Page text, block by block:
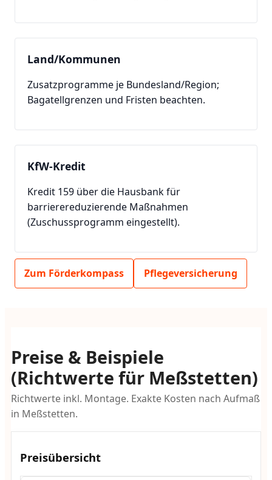
Land/Kommunen
Zusatzprogramme je Bundesland/Region;
Bagatellgrenzen und Fristen beachten.
KfW-Kredit
Kredit 159 über die Hausbank für
barrierereduzierende Maßnahmen
(Zuschussprogramm eingestellt).
Zum Förderkompass Pflegeversicherung
Preise & Beispiele
(Richtwerte für Meßstetten)
Richtwerte inkl. Montage. Exakte Kosten nach Aufmaß
in Meßstetten.
Preisübersicht